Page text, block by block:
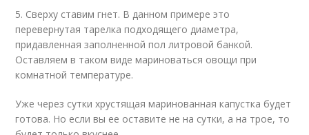
5. Сверху ставим гнет. В данном примере это
перевернутая тарелка подходящего диаметра,
придавленная заполненной пол литровой банкой.
Оставляем в таком виде мариноваться овощи при
комнатной температуре.
Уже через сутки хрустящая маринованная капустка будет
готова. Но если вы ее оставите не на сутки, а на трое, то